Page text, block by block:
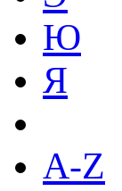
Ю
Я
A-Z